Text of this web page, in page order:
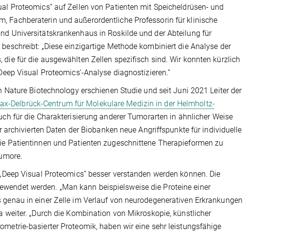
Proteomics” auf Zellen von Patienten mit Speicheldrüsen- und
Fachberaterin und außerordentliche Professorin für klinische
Universitätskrankenhaus in Roskilde und der Abteilung für
„Diese einzigartige Methode kombiniert die Analyse der
die für die ausgewählten Zellen spezifisch sind. Wir konnten kürzlich
Visual Proteomics‘-Analyse diagnostizieren.“
Nature Biotechnology erschienen Studie und seit Juni 2021 Leiter der
Delbrück-Centrum für Molekulare Medizin in der Helmholtz-
für die Charakterisierung anderer Tumorarten in ähnlicher Weise
Daten der Biobanken neue Angriffspunkte für individuelle
Patientinnen und Patienten zugeschnittene Therapieformen zu
Visual Proteomics” besser verstanden werden können. Die
werden. „Man kann beispielsweise die Proteine einer
in einer Zelle im Verlauf von neurodegenerativen Erkrankungen
„Durch die Kombination von Mikroskopie, künstlicher
basierter Proteomik, haben wir eine sehr leistungsfähige